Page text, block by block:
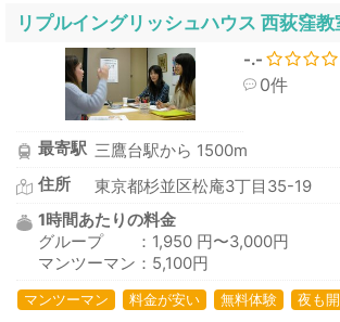
リプルイングリッシュハウス 西荻窪教
-.-
0件
最寄駅 三鷹台駅から 1500m
住所
東京都杉並区松庵3丁目35-19
1時間あたりの料金
グループ ：1,950 円〜3,000円
マンツーマン：5,100円
マンツーマン 料金が安い 無料体験 夜も